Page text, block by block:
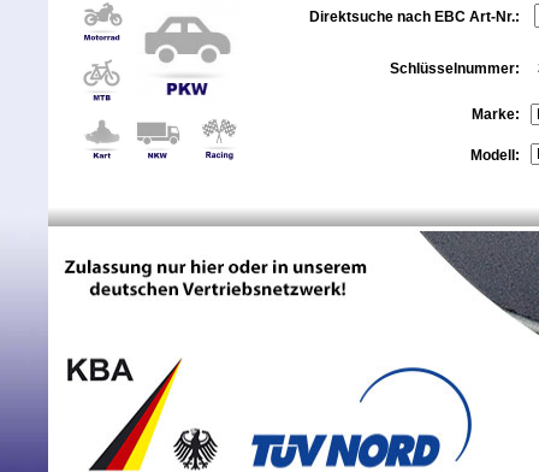
Direktsuche nach EBC Art-Nr.:
Schlüsselnummer:
Marke:
Modell: